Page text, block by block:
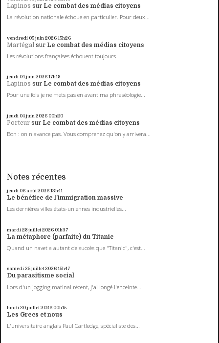
Lapinos sur Le combat des médias citoyens
La révolution nationale échoue en particulier. Pour deux...
vendredi 05juin 202615h26
Martégal sur Le combat des médias citoyens
Les révolutions françaises échouent toujours.
jeudi 04juin 202617h18
Lapinos sur Le combat des médias citoyens
Pour une fois je ne mets pas en avant ma phraséologie...
jeudi 04juin 2026 00h20
Porteur sur Le combat des médias citoyens
Bon : on n'avance pas. Vous comprenez qu'on y arrivera...
Notes récentes
jeudi 06 août 202613h41
Le bénéfice de l'immigration massive
Les dernières villes états-uniennes industrielles...
mardi 28juillet 2026 01h37
La métaphore (parfaite) du Titanic
Quand un navet a autant de succès que "Titanic", c'est...
samedi 25juillet 202615h47
Du parasitisme social
Lors d'un jogging matinal récent, j'ai longé l'enceinte...
lundi 20juillet 2026 00h15
Les Grecs et nous
L'universitaire anglais Paul Cartledge, spécialiste des...